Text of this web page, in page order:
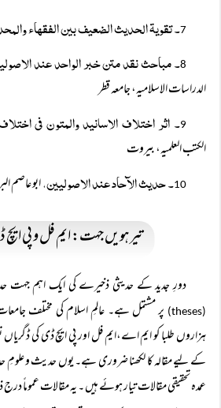
7۔ تقویۃ الحدیث الضعیف بین الفقھاء
8۔ مباحث نقد متن خبر الواحد عند
الدراسات الاسلامیہ، جامعہ قطر
9۔ اثر اختلاف الاسانید والمتون فی
الکتب العلمیہ، بیروت
10۔ حدیث الآحاد عند الاصولیین،ابو عاصم
تیرہویں جہت: ایم فل و پی
دورِ جدید کے حدیثی ذخیرے کی ایک اہم جہت
(theses)
پر مشتمل ہے۔ عالمِ اسلام کی مختلف
ہزاروں طلبا کو ایم اے،ایم فل اور پی ایچ ڈی کی
کے لیے مقالہ کا لکھنا ضروری ہے۔ یوں حدیث و
عمدہ تحقیقی مقالات تیار ہوئے ہیں ۔ یہ مقالات عموماً